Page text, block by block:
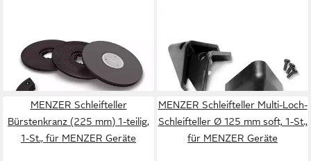
301,25 €
in 2-3 Werktagen bei dir
Schleifkopf dreieckig
7,79 €
in 2-3 Werktagen bei dir
MENZER Schleifteller
Bürstenkranz (225 mm) 1-teilig,
1-St., für MENZER Geräte
MENZER Schleifteller Multi-Loch-
Schleifteller Ø 125 mm soft, 1-St.,
für MENZER Geräte